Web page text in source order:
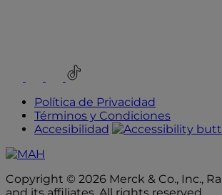
Instagram
Facebook
TikTok
Política de Privacidad
Términos y Condiciones
Accesibilidad
Copyright © 2026 Merck & Co., Inc.,
and its affiliates. All rights reserved.